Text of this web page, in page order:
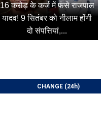
16 करोड़ के कर्ज में फंसे राजपाल
यादव! 9 सितंबर को नीलाम होंगी
दो संपत्तियां,...